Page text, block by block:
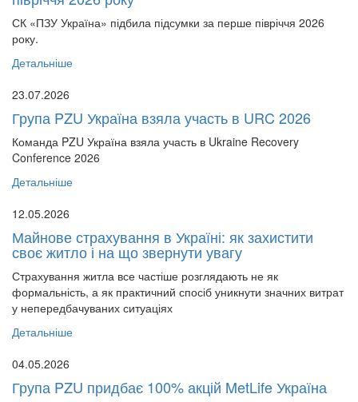
СК «ПЗУ Україна» підбила підсумки за перше півріччя 2026
року.
Детальніше
23.07.2026
Група PZU Україна взяла участь в URC 2026
Команда PZU Україна взяла участь в Ukraine Recovery
Conference 2026
Детальніше
12.05.2026
Майнове страхування в Україні: як захистити
своє житло і на що звернути увагу
Страхування житла все частіше розглядають не як
формальність, а як практичний спосіб уникнути значних витрат
у непередбачуваних ситуаціях
Детальніше
04.05.2026
Група PZU придбає 100% акцій MetLife Україна